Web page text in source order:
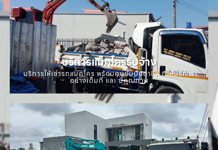
บริการแม็คโครรับจ้าง
บริการให้เช่ารถแมคโคร พร้อมคนขับมืออาชีพ ที่ให้บริการ
อย่างเต็มที่ และ มีคุณภาพ